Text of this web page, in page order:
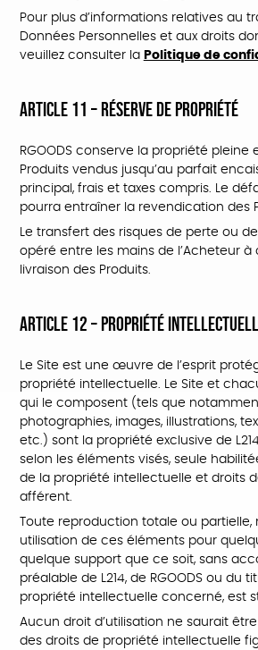
Pour plus d’informations relatives au
Données Personnelles et aux droits
veuillez consulter la Politique de
ARTICLE 11 – RÉSERVE DE PROPRIÉTÉ
RGOODS conserve la propriété pleine
Produits vendus jusqu’au parfait
principal, frais et taxes compris. Le
pourra entraîner la revendication des
Le transfert des risques de perte ou
opéré entre les mains de l’Acheteur
livraison des Produits.
ARTICLE 12 – PROPRIÉTÉ
Le Site est une œuvre de l’esprit
propriété intellectuelle. Le Site et
qui le composent (tels que
photographies, images, illustrations,
etc.) sont la propriété exclusive de
selon les éléments visés, seule
de la propriété intellectuelle et droits
afférent.
Toute reproduction totale ou
utilisation de ces éléments pour
quelque support que ce soit, sans
préalable de L214, de RGOODS ou du
propriété intellectuelle concerné, est
Aucun droit d’utilisation ne saurait
des droits de propriété intellectuelle